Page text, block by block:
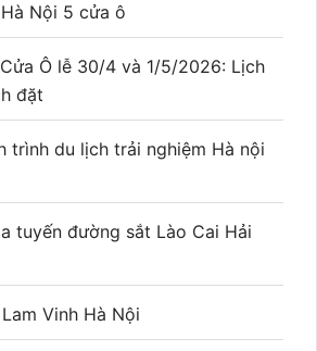
Nội 5 cửa ô
Ô lễ 30/4 và 1/5/2026: Lịch
đặt
trình du lịch trải nghiệm Hà nội
tuyến đường sắt Lào Cai Hải
Vinh Hà Nội